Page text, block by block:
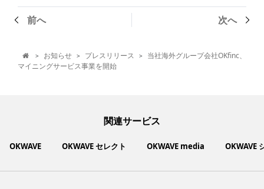
前へ 次へ
 > お知らせ > プレスリリース >
当社海外グループ会社OKfinc、
マイニングサービス事業を開始
関連サービス
OKWAVE OKWAVE セレクト OKWAVE media OKWAVE